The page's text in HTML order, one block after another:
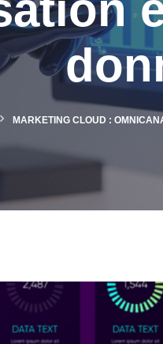
MARKETING CLOUD :